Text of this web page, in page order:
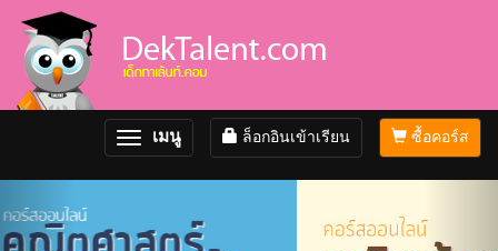
ซื้อคอร์ส
ล็อกอินเข้าเรียน
Toggle
navigation
เมนู